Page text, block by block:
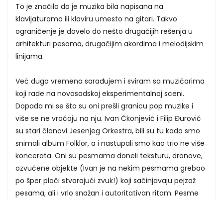
To je značilo da je muzika bila napisana na
klavijaturama ili klaviru umesto na gitari. Takvo
ograničenje je dovelo do nešto drugačijih rešenja u
arhitekturi pesama, drugačijim akordima i melodijskim
linijama.
Već dugo vremena sarađujem i sviram sa muzičarima
koji rade na novosadskoj eksperimentalnoj sceni.
Dopada mi se što su oni prešli granicu pop muzike i
više se ne vraćaju na nju. Ivan Čkonjević i Filip Đurović
su stari članovi Jesenjeg Orkestra, bili su tu kada smo
snimali album Folklor, a i nastupali smo kao trio ne više
koncerata. Oni su pesmama doneli teksturu, dronove,
ozvučene objekte (Ivan je na nekim pesmama grebao
po šper ploči stvarajući zvuk!) koji sačinjavaju pejzaž
pesama, ali i vrlo snažan i autoritativan ritam. Pesme